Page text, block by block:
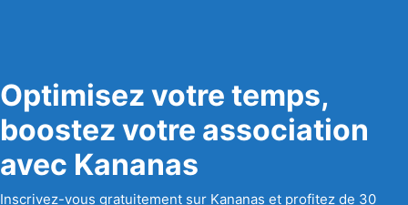
Optimisez votre temps,
boostez votre association
avec Kananas
Inscrivez-vous gratuitement sur Kananas et profitez de 30